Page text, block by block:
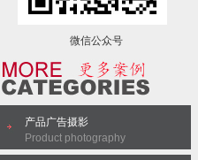
微信公众号
产品广告摄影
Product photography